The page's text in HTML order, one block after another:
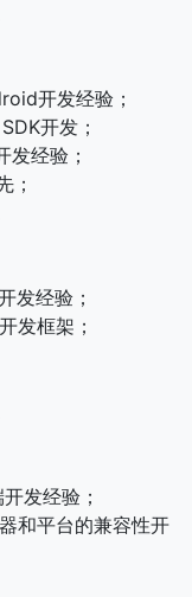
开发经验；
开发；
发经验；
；
发经验；
发框架；
发经验；
和平台的兼容性开